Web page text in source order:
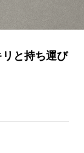
と持ち運び